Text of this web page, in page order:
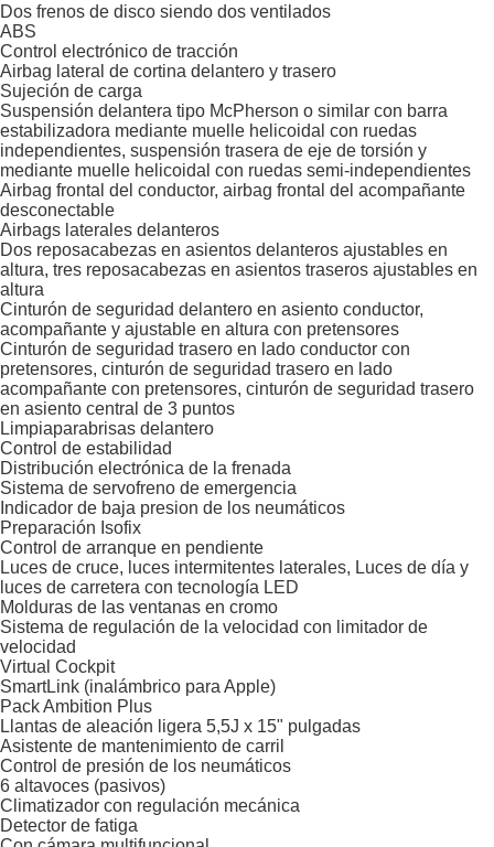
Dos frenos de disco siendo dos ventilados
ABS
Control electrónico de tracción
Airbag lateral de cortina delantero y trasero
Sujeción de carga
Suspensión delantera tipo McPherson o similar con barra
estabilizadora mediante muelle helicoidal con ruedas
independientes, suspensión trasera de eje de torsión y
mediante muelle helicoidal con ruedas semi-independientes
Airbag frontal del conductor, airbag frontal del acompañante
desconectable
Airbags laterales delanteros
Dos reposacabezas en asientos delanteros ajustables en
altura, tres reposacabezas en asientos traseros ajustables en
altura
Cinturón de seguridad delantero en asiento conductor,
acompañante y ajustable en altura con pretensores
Cinturón de seguridad trasero en lado conductor con
pretensores, cinturón de seguridad trasero en lado
acompañante con pretensores, cinturón de seguridad trasero
en asiento central de 3 puntos
Limpiaparabrisas delantero
Control de estabilidad
Distribución electrónica de la frenada
Sistema de servofreno de emergencia
Indicador de baja presion de los neumáticos
Preparación Isofix
Control de arranque en pendiente
Luces de cruce, luces intermitentes laterales, Luces de día y
luces de carretera con tecnología LED
Molduras de las ventanas en cromo
Sistema de regulación de la velocidad con limitador de
velocidad
Virtual Cockpit
SmartLink (inalámbrico para Apple)
Pack Ambition Plus
Llantas de aleación ligera 5,5J x 15" pulgadas
Asistente de mantenimiento de carril
Control de presión de los neumáticos
6 altavoces (pasivos)
Climatizador con regulación mecánica
Detector de fatiga